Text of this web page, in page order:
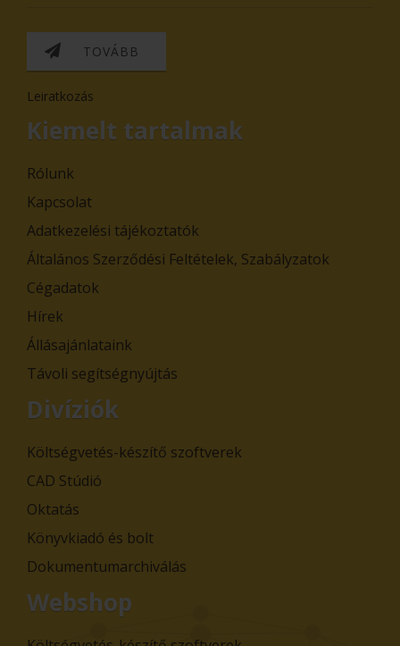
TOVÁBB
Leiratkozás
Kiemelt tartalmak
Rólunk
Kapcsolat
Adatkezelési tájékoztatók
Általános Szerződési Feltételek, Szabályzatok
Cégadatok
Hírek
Állásajánlataink
Távoli segítségnyújtás
Divíziók
Költségvetés-készítő szoftverek
CAD Stúdió
Oktatás
Könyvkiadó és bolt
Dokumentumarchiválás
Webshop